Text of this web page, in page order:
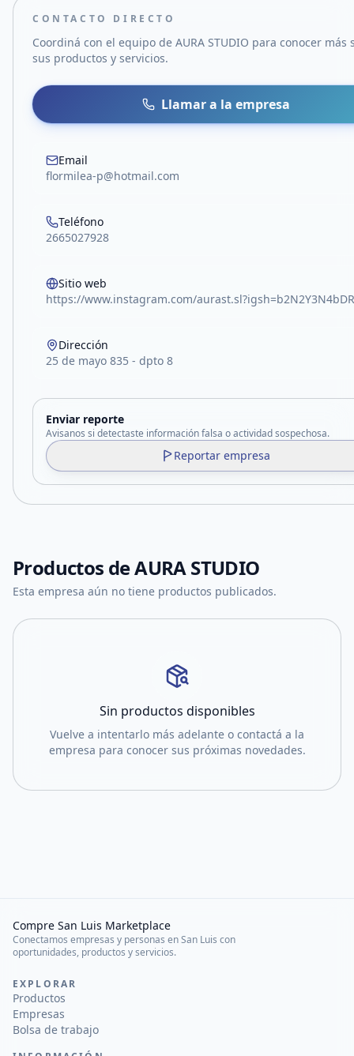
CONTACTO DIRECTO
Coordiná con el equipo de AURA STUDIO para conocer más
sus productos y servicios.
Llamar a la empresa
Email
flormilea-p@hotmail.com
Teléfono
2665027928
Sitio web
https://www.instagram.com/
Dirección
25 de mayo 835 - dpto 8
Enviar reporte
Avisanos si detectaste información falsa o actividad sospechosa.
Reportar empresa
Productos deAURA STUDIO
Esta empresa aún no tiene productos publicados.
Sin productos disponibles
Vuelve a intentarlo más adelante o contactá a la
empresa para conocer sus próximas novedades.
Compre San Luis Marketplace
Conectamos empresas y personas en San Luis con
oportunidades, productos y servicios.
EXPLORAR
Productos
Empresas
Bolsa de trabajo